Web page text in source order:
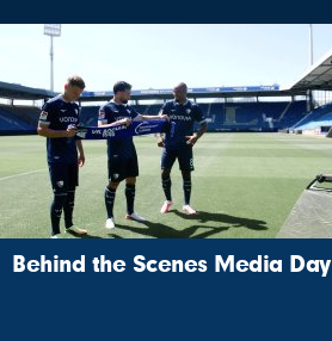
Behind the Scenes Media Day